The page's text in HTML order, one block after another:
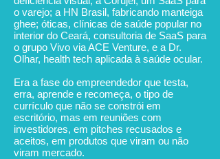
o varejo; a HN Brasil, fabricando manteiga
ghee; óticas, clínicas de saúde popular no
interior do Ceará, consultoria de SaaS para
o grupo Vivo via ACE Venture, e a Dr.
Olhar, health tech aplicada à saúde ocular.
Era a fase do empreendedor que testa,
erra, aprende e recomeça, o tipo de
currículo que não se constrói em
escritório, mas em reuniões com
investidores, em pitches recusados e
aceitos, em produtos que viram ou não
viram mercado.